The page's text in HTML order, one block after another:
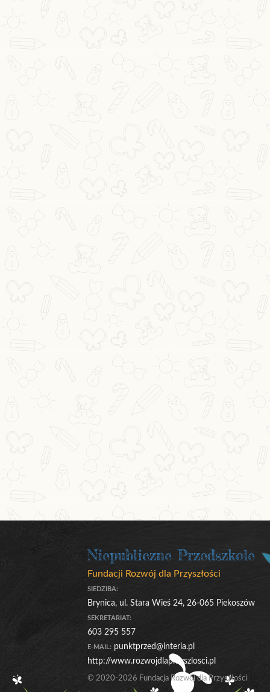
Niepubliczne Przedszkole
Fundacji Rozwój dla Przyszłości
SIEDZIBA:
Brynica, ul. Stara Wieś 24, 26-065 Piekoszów
SEKRETARIAT:
603 295 557
E-MAIL: punktprzed@interia.pl
http://www.rozwojdlaprzyszlosci.pl
© 2020-2026 Fundacja Rozwój dla Przyszłości